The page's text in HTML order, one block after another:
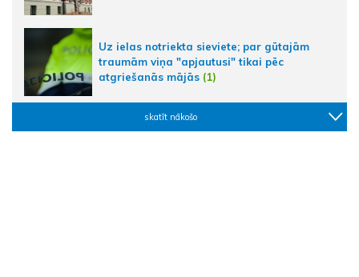
Uz ielas notriekta sieviete; par gūtajām
traumām viņa "apjautusi" tikai pēc
atgriešanās mājās (1)
skatīt nākošo